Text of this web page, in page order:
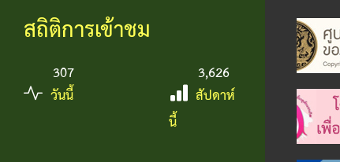
สถิติการเข้าชม
307
วันนี้
3,626
สัปดาห์
นี้